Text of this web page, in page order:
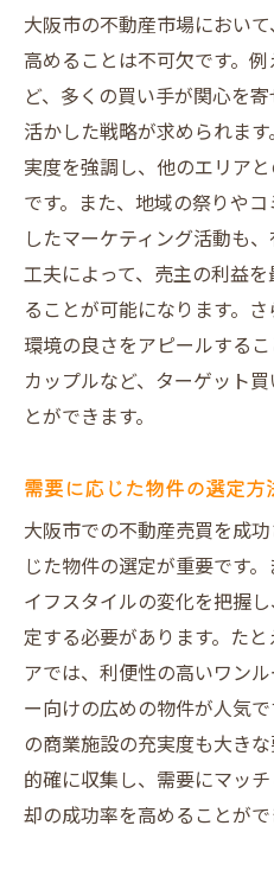
大阪市の不動産市場におい
高めることは不可欠です。
ど、多くの買い手が関心を
活かした戦略が求められま
実度を強調し、他のエリア
です。また、地域の祭りや
したマーケティング活動も
工夫によって、売主の利益
ることが可能になります。
環境の良さをアピールする
カップルなど、ターゲット
とができます。
需要に応じた物件の選定方
大阪市での不動産売買を成
じた物件の選定が重要です
イフスタイルの変化を把握
定する必要があります。た
アでは、利便性の高いワン
ー向けの広めの物件が人気
の商業施設の充実度も大き
的確に収集し、需要にマッ
却の成功率を高めることがで